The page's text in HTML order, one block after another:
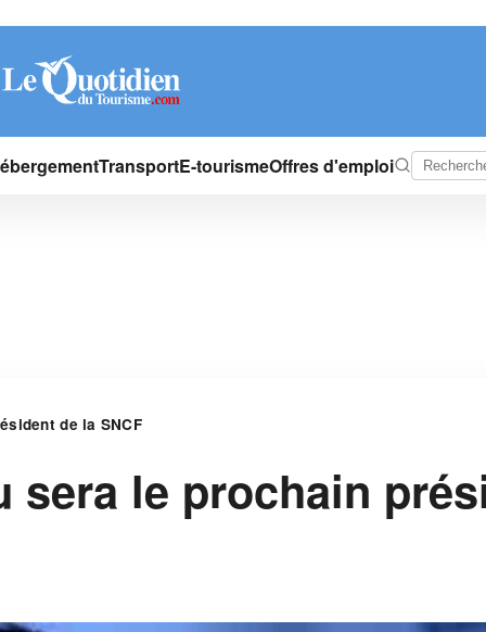
TransportE-tourismeOffres d'emploi
de la SNCF
sera le prochain